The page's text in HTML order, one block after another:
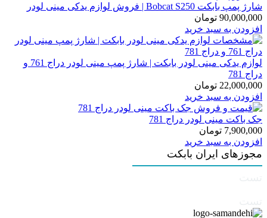
شارژ پمپ بابکت Bobcat S250 | فروش لوازم یدکی مینی لودر
90,000,000 تومان
افزودن به سبد خرید
لوازم یدکی مینی لودر بابکت | شارژ پمپ مینی لودر دراج 761 و
دراج 781
22,000,000 تومان
افزودن به سبد خرید
جک باکت مینی لودر دراج 781
7,900,000 تومان
افزودن به سبد خرید
مجوزهای ایران بابکت